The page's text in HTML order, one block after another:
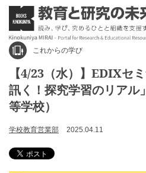
これからの学び
【4/23（水）】EDIXセ
訊く！探究学習のリアル
等学校）
学校教育営業部 2025.04.11